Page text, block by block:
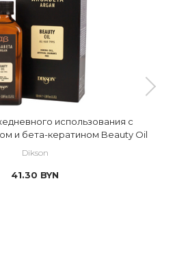
использования с
и бета-кератином Beauty Oil
Dikson
41.30 BYN